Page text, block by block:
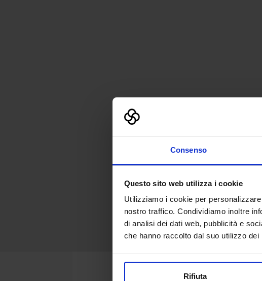
Consenso
Questo sito web utilizza i cookie
Utilizziamo i cookie per
nostro traffico. Condividiamo inoltre
di analisi dei dati web, pubblicità e
che hanno raccolto dal suo utilizzo dei
Rifiuta